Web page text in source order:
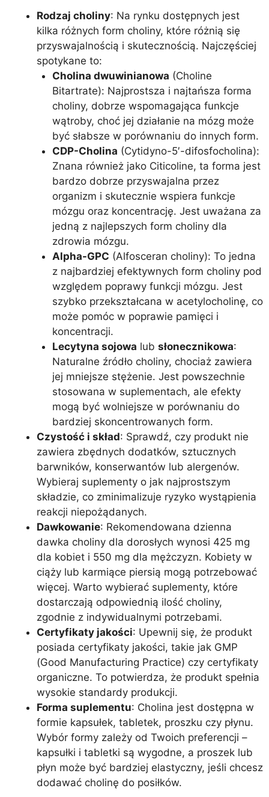
Rodzaj choliny: Na rynku dostępnych jest
kilka różnych form choliny, które różnią się
przyswajalnością i skutecznością. Najczęściej
spotykane to:
Cholina dwuwinianowa (Choline
Bitartrate): Najprostsza i najtańsza forma
choliny, dobrze wspomagająca funkcje
wątroby, choć jej działanie na mózg może
być słabsze w porównaniu do innych form.
CDP-Cholina (Cytidyno-5′-difosfocholina):
Znana również jako Citicoline, ta forma jest
bardzo dobrze przyswajalna przez
organizm i skutecznie wspiera funkcje
mózgu oraz koncentrację. Jest uważana za
jedną z najlepszych form choliny dla
zdrowia mózgu.
Alpha-GPC (Alfosceran choliny): To jedna
z najbardziej efektywnych form choliny pod
względem poprawy funkcji mózgu. Jest
szybko przekształcana w acetylocholinę, co
może pomóc w poprawie pamięci i
koncentracji.
Lecytyna sojowa lub słonecznikowa:
Naturalne źródło choliny, chociaż zawiera
jej mniejsze stężenie. Jest powszechnie
stosowana w suplementach, ale efekty
mogą być wolniejsze w porównaniu do
bardziej skoncentrowanych form.
Czystość i skład: Sprawdź, czy produkt nie
zawiera zbędnych dodatków, sztucznych
barwników, konserwantów lub alergenów.
Wybieraj suplementy o jak najprostszym
składzie, co zminimalizuje ryzyko wystąpienia
reakcji niepożądanych.
Dawkowanie: Rekomendowana dzienna
dawka choliny dla dorosłych wynosi 425 mg
dla kobiet i 550 mg dla mężczyzn. Kobiety w
ciąży lub karmiące piersią mogą potrzebować
więcej. Warto wybierać suplementy, które
dostarczają odpowiednią ilość choliny,
zgodnie z indywidualnymi potrzebami.
Certyfikaty jakości: Upewnij się, że produkt
posiada certyfikaty jakości, takie jak GMP
(Good Manufacturing Practice) czy certyfikaty
organiczne. To potwierdza, że produkt spełnia
wysokie standardy produkcji.
Forma suplementu: Cholina jest dostępna w
formie kapsułek, tabletek, proszku czy płynu.
Wybór formy zależy od Twoich preferencji –
kapsułki i tabletki są wygodne, a proszek lub
płyn może być bardziej elastyczny, jeśli chcesz
dodawać cholinę do posiłków.